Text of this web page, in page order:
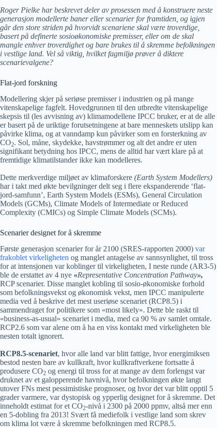
Roger Pielke har beskrevet deler av prosessen med å konstruere neste
generasjon modellerte baner eller scenarier for framtiden, og igjen
går den store striden på hvorvidt scenariene skal være troverdige,
basert på definerte sosioøkonomiske premisser, eller om de skal
mangle enhver troverdighet og bare brukes til å skremme befolkningen
i vestlige land. Vel så viktig, hvilket fagmiljø prøver å diktere
scenarievalgene?
Flat-jord forskning
Modellering skjer på seriøse premisser i industrien og på mange
vitenskapelige fagfelt. Hovedgrunnen til den utbredte vitenskapelige
skepsis til (les avvisning av) klimamodellene IPCC bruker, er at de alle
er basert på de uriktige forutsetningene at bare menneskets utslipp kan
påvirke klima, og at vanndamp kun påvirker som en forsterkning av
CO2. Sol, måne, skydekke, havstrømmer og alt det andre er uten
signifikant betydning hos IPCC, mens de alltid har vært klare på at
fremtidige klimatilstander ikke kan modelleres.
Dette merkverdige miljøet av klimaforskere (Earth System Modellers)
har i takt med økte bevilgninger delt seg i flere ekspanderende ‘flat-
jord-samfunn’, Earth System Models (ESMs), General Circulation
Models (GCMs), Climate Models of Intermediate or Reduced
Complexity (CMICs) og Simple Climate Models (SCMs).
Scenarier designet for å skremme
Første generasjon scenarier for år 2100 (SRES-rapporten 2000) var
frakoblet virkeligheten og manglet antagelse av sannsynlighet, til tross
for at intensjonen var koblinger til virkeligheten, I neste runde (AR3-5)
ble de erstattet av 4 nye «Representative Concentration Pathway»,
RCP scenarier. Disse manglet kobling til sosio-økonomiske forhold
som befolkningsvekst og økonomisk vekst, men IPCC manipulerte
media ved å beskrive det mest useriøse scenariet (RCP8.5) i
sammendraget for politikere som «most likely». Dette ble raskt til
«business-as-usual» scenariet i media, med ca 90 % av samlet omtale.
RCP2.6 som var alene om å ha en viss kontakt med virkeligheten ble
nesten totalt ignorert.
RCP8.5-scenariet, hvor alle land var blitt fattige, hvor energimiksen
bestod nesten bare av kullkraft, hvor kullkraftverkene fortsatte å
produsere CO2 og energi til tross for at mange av dem forlengst var
druknet av et galopperende havnivå, hvor befolkningen økte langt
utover FNs mest pessimistiske prognoser, og hvor det var blitt opptil 5
grader varmere, var dystopisk og ypperlig designet for å skremme. Det
inneholdt estimat for et CO2-nivå i 2300 på 2000 ppmv, altså mer enn
en 5-dobling fra 2013! Svært få mediefolk i vestlige land som skrev
om klima lot være å skremme befolkningen med RCP8.5.